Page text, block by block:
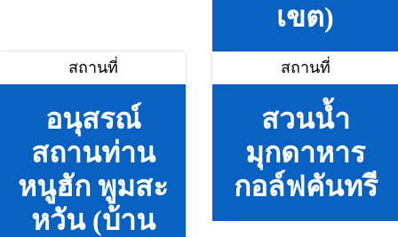
เขต)
สถานที่
อนุสรณ์
สถานท่าน
หนูฮัก พูมสะ
หวัน (บ้าน
สถานที่
สวนน้ำ
มุกดาหาร
กอล์ฟคันทรี